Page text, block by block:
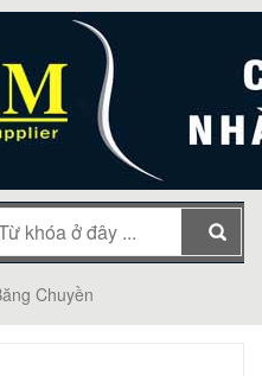
MAIN MENU
Chuyền